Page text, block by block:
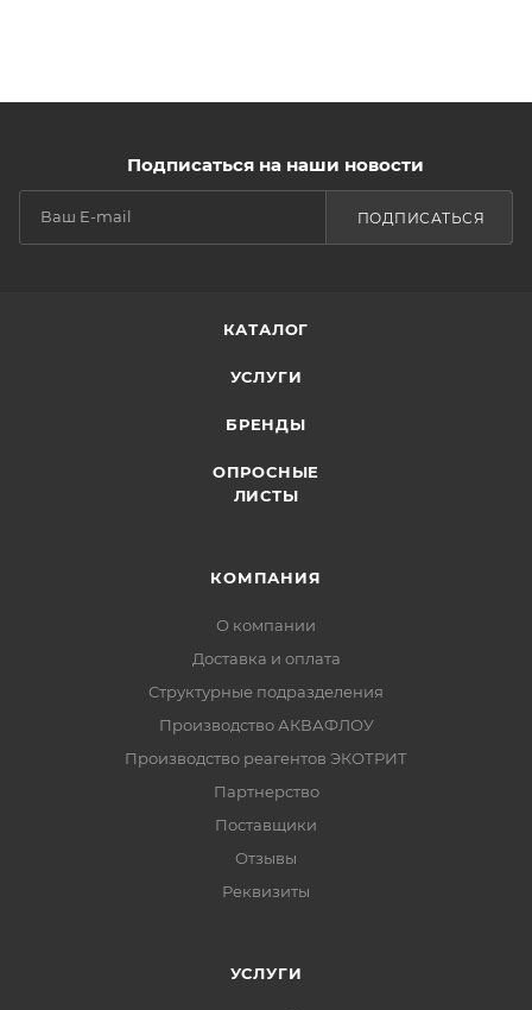
Подписаться на наши новости
ПОДПИСАТЬСЯ
КАТАЛОГ
УСЛУГИ
БРЕНДЫ
ОПРОСНЫЕ
ЛИСТЫ
КОМПАНИЯ
О компании
Доставка и оплата
Структурные подразделения
Производство АКВАФЛОУ
Производство реагентов ЭКОТРИТ
Партнерство
Поставщики
Отзывы
Реквизиты
УСЛУГИ